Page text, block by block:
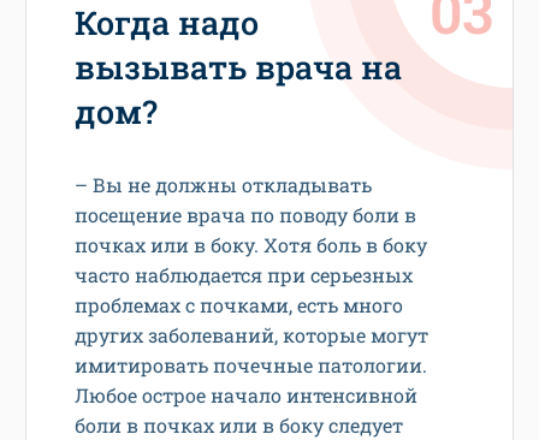
Когда надо
вызывать врача на
дом?
– Вы не должны откладывать
посещение врача по поводу боли в
почках или в боку. Хотя боль в боку
часто наблюдается при серьезных
проблемах с почками, есть много
других заболеваний, которые могут
имитировать почечные патологии.
Любое острое начало интенсивной
боли в почках или в боку следует